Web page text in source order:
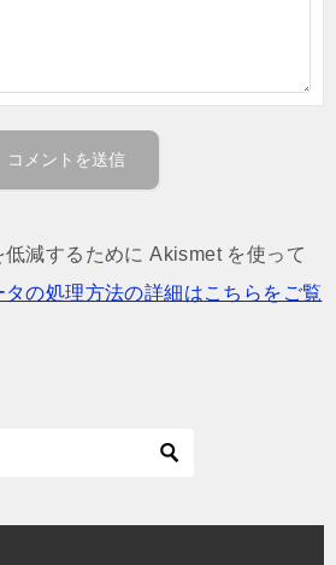
減するために Akismet を使って
タの処理方法の詳細はこちらをご覧